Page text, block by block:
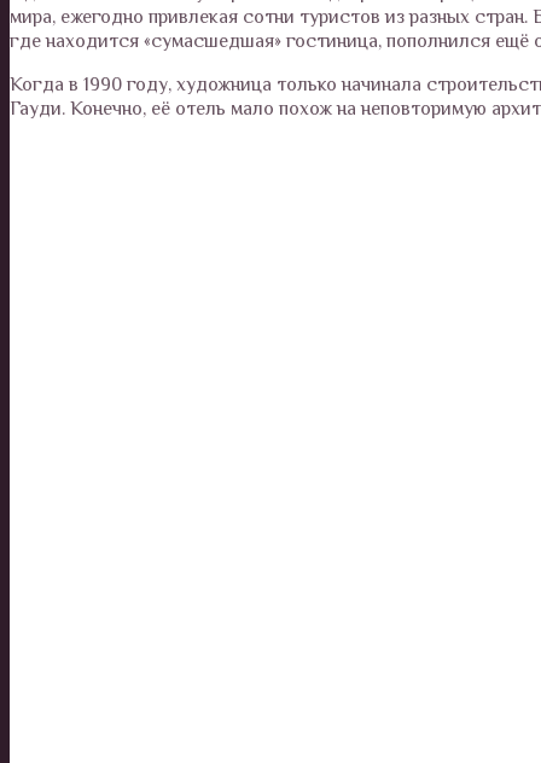
мира, ежегодно привлекая сотни туристов из разных
где находится «сумасшедшая» гостиница, пополнился ещё
Когда в 1990 году, художница только начинала
Гауди. Конечно, её отель мало похож на неповторимую